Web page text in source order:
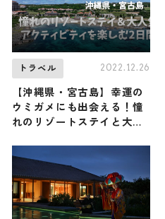
トラベル 2022.12.26
【沖縄県・宮古島】幸運の
ウミガメにも出会える！憧
れのリゾートステイと大人